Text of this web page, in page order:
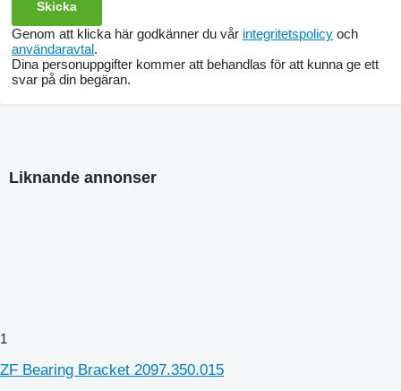
Genom att klicka här godkänner du vår integritetspolicy och
användaravtal.
Dina personuppgifter kommer att behandlas för att kunna ge ett
svar på din begäran.
Liknande annonser
1
ZF Bearing Bracket 2097.350.015